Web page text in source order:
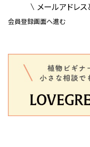
メールアドレ
会員登録画面へ進む